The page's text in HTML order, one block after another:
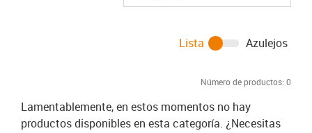
Número de productos: 0
Lista Azulejos
Lamentablemente, en estos momentos no hay
productos disponibles en esta categoría. ¿Necesitas